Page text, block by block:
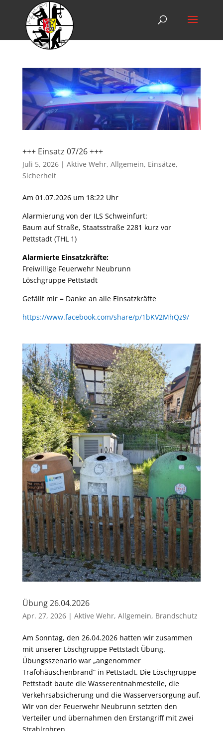
+++ Einsatz 07/26 +++
Juli 5, 2026| Aktive Wehr, Allgemein, Einsätze,
Sicherheit
Am 01.07.2026 um 18:22 Uhr
Alarmierung von der ILS Schweinfurt:
Baum auf Straße, Staatsstraße 2281 kurz vor
Pettstadt (THL 1)
Alarmierte Einsatzkräfte:
Freiwillige Feuerwehr Neubrunn
Löschgruppe Pettstadt
Gefällt mir = Danke an alle Einsatzkräfte
https://www.facebook.com/share/p/1bKV2MhQz9/
Übung 26.04.2026
Apr. 27, 2026| Aktive Wehr, Allgemein, Brandschutz
Am Sonntag, den 26.04.2026 hatten wir zusammen
mit unserer Löschgruppe Pettstadt Übung.
Übungsszenario war „angenommer
Trafohäuschenbrand“ in Pettstadt. Die Löschgruppe
Pettstadt baute die Wasserentnahmestelle, die
Verkehrsabsicherung und die Wasserversorgung auf.
Wir von der Feuerwehr Neubrunn setzten den
Verteiler und übernahmen den Erstangriff mit zwei
Strahlrohren.